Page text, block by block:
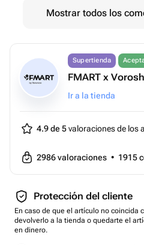
Mostrar todos los
Supertienda
FMART x
Ir a la tienda
4.9 de 5valoraciones de los
2986valoraciones • 1915
Protección del cliente
En caso de que el artículo no coincida
devolverlo a la tienda o quedarte el
en dinero.